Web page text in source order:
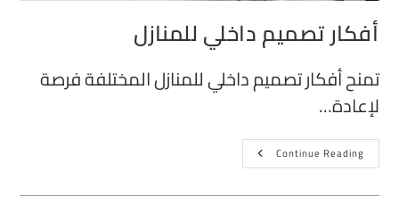
أفكار تصميم داخلي للمنازل
تمنح أفكار تصميم داخلي للمنازل المختلفة فرصة
لإعادة…
Continue Reading